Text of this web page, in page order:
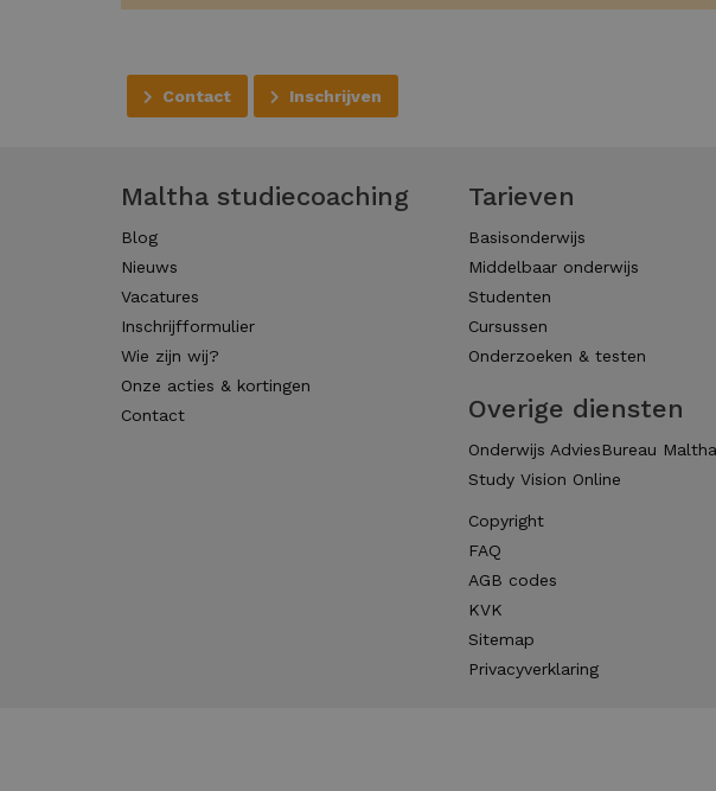
Contact Inschrijven
Maltha studiecoaching
Blog
Nieuws
Vacatures
Inschrijfformulier
Wie zijn wij?
Onze acties & kortingen
Contact
Tarieven
Basisonderwijs
Middelbaar onderwijs
Studenten
Cursussen
Onderzoeken & testen
Overige diensten
Onderwijs AdviesBureau Maltha
Study Vision Online
Copyright
FAQ
AGB codes
KVK
Sitemap
Privacyverklaring